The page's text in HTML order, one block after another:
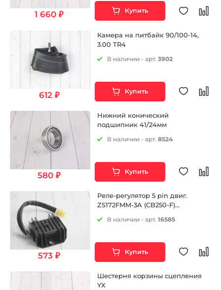
1 660 ₽ Купить
612 ₽
Камера на питбайк 90/100-14,
3.00 TR4
В наличии - арт.3902
Купить
580 ₽
Нижний конический
подшипник 41/24мм
В наличии - арт.8524
Купить
573 ₽
Реле-регулятор 5 pin двиг.
ZS172FMM-3A (CB250-F)
(CB250RL)
В наличии - арт.16585
Купить
Шестерня корзины сцепления
YX